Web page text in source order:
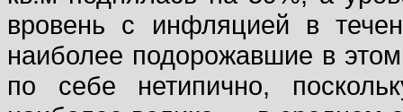
вровень с инфляцией в
наиболее подорожавшие в
по себе нетипично,